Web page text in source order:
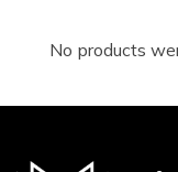
No products